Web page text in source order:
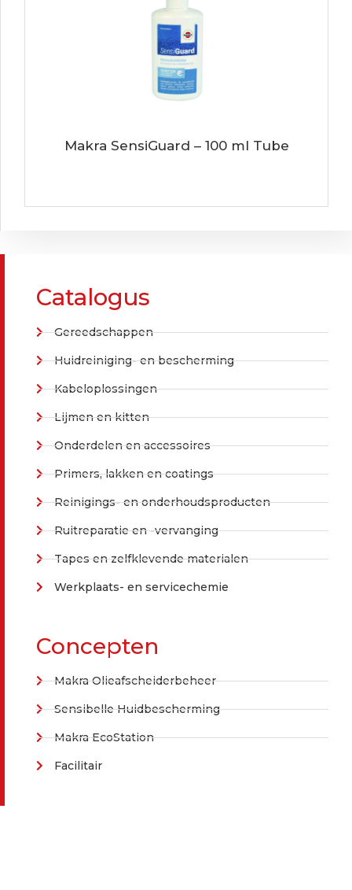
Catalogus
Gereedschappen
Huidreiniging- en bescherming
Kabeloplossingen
Lijmen en kitten
Onderdelen en accessoires
Primers, lakken en coatings
Reinigings- en onderhoudsproducten
Ruitreparatie en -vervanging
Tapes en zelfklevende materialen
Werkplaats- en servicechemie
Concepten
Makra Olieafscheiderbeheer
Sensibelle Huidbescherming
Makra EcoStation
Facilitair
Makra SensiGuard – 100 ml Tube